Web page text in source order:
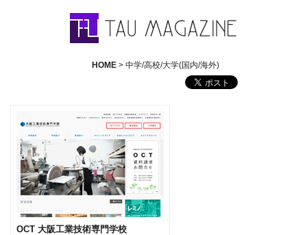
HOME> 中学/高校/大学(国内/海外)
OCT 大阪工業技術専門学校